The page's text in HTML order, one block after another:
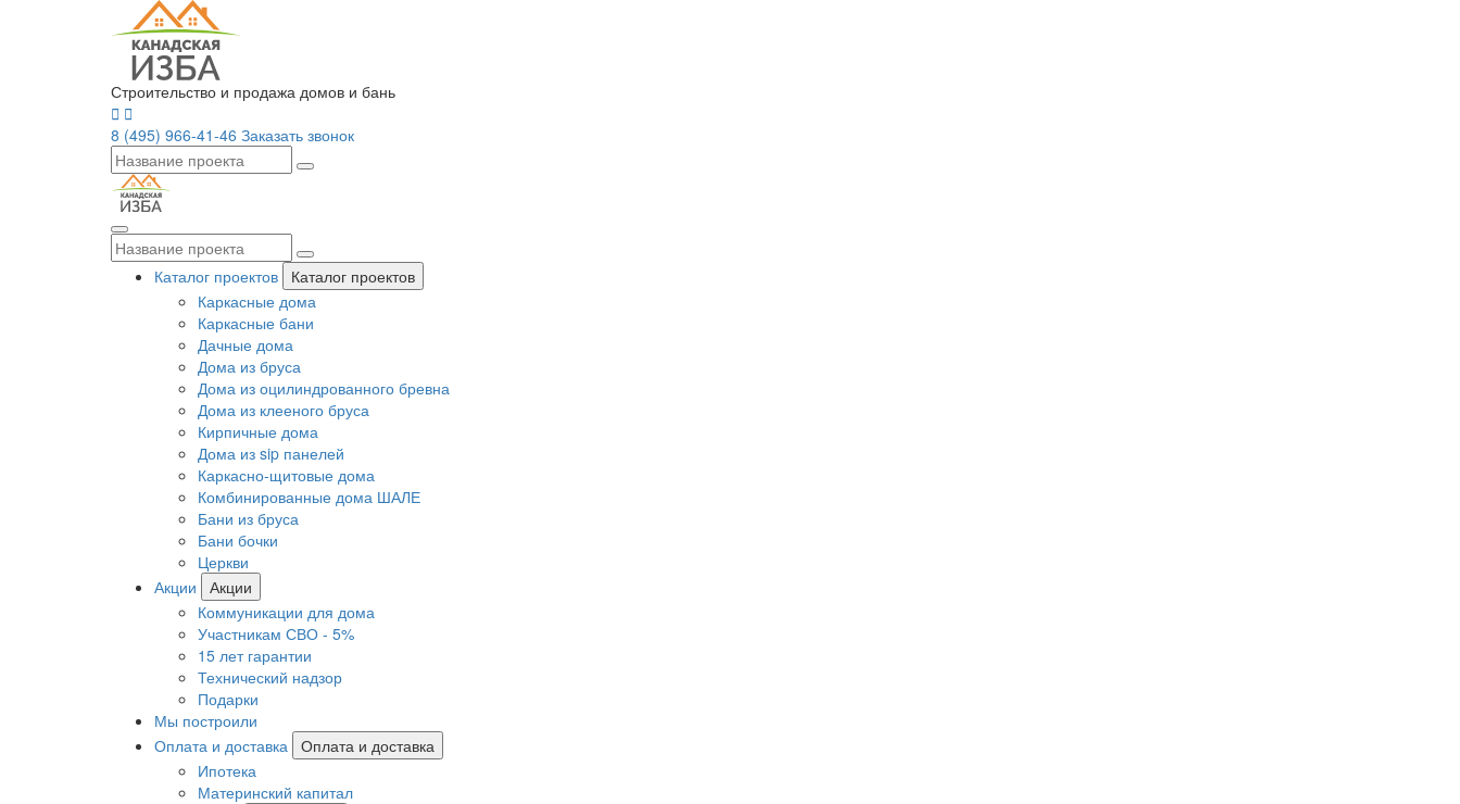
Строительство и продажа домов и бань
8 (495) 966-41-46 Заказать звонок
Каталог проектов
Каталог проектов
Каркасные дома
Каркасные бани
Дачные дома
Дома из бруса
Дома из оцилиндрованного бревна
Дома из клееного бруса
Кирпичные дома
Дома из sip панелей
Каркасно-щитовые дома
Комбинированные дома ШАЛЕ
Бани из бруса
Бани бочки
Церкви
Акции
Акции
Коммуникации для дома
Участникам СВО - 5%
15 лет гарантии
Технический надзор
Подарки
Мы построили
Оплата и доставка
Оплата и доставка
Ипотека
Материнский капитал